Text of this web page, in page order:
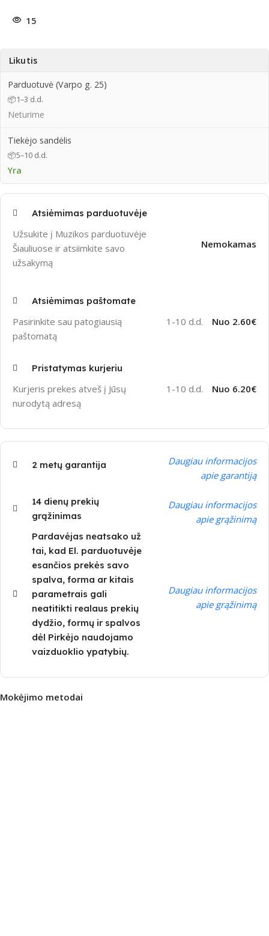
15
Likutis
Parduotuvė (Varpo g. 25)
📦1–3 d.d.
Neturime
Tiekėjo sandėlis
📦5–10 d.d.
Yra
Atsiėmimas parduotuvėje
Užsukite į Muzikos parduotuvėje
Šiauliuose ir atsiimkite savo
užsakymą
Nemokamas
Atsiėmimas paštomate
Pasirinkite sau patogiausią
paštomatą
1-10 d.d. Nuo 2.60€
Pristatymas kurjeriu
Kurjeris prekes atveš į Jūsų
nurodytą adresą
1-10 d.d. Nuo 6.20€
2 metų garantija
Daugiau informacijos
apie garantiją
14 dienų prekių
grąžinimas
Daugiau informacijos
apie grąžinimą
Pardavėjas neatsako už
tai, kad El. parduotuvėje
esančios prekės savo
spalva, forma ar kitais
parametrais gali
neatitikti realaus prekių
dydžio, formų ir spalvos
dėl Pirkėjo naudojamo
vaizduoklio ypatybių.
Daugiau informacijos
apie grąžinimą
Mokėjimo metodai